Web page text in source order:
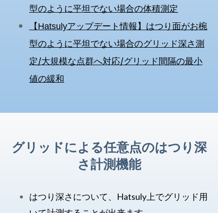
型のように平坦でない場合の体積測定
【Hatsulyアップデート情報】はつり面がお椀
型のように平坦でない場合のグリッド深さ測
定/大規模な点群へ対応/グリッド間隔の最小
値の緩和
グリッドによる任意点のはつり深
さ計測機能
はつり深さについて、Hatsuly上でグリッド用